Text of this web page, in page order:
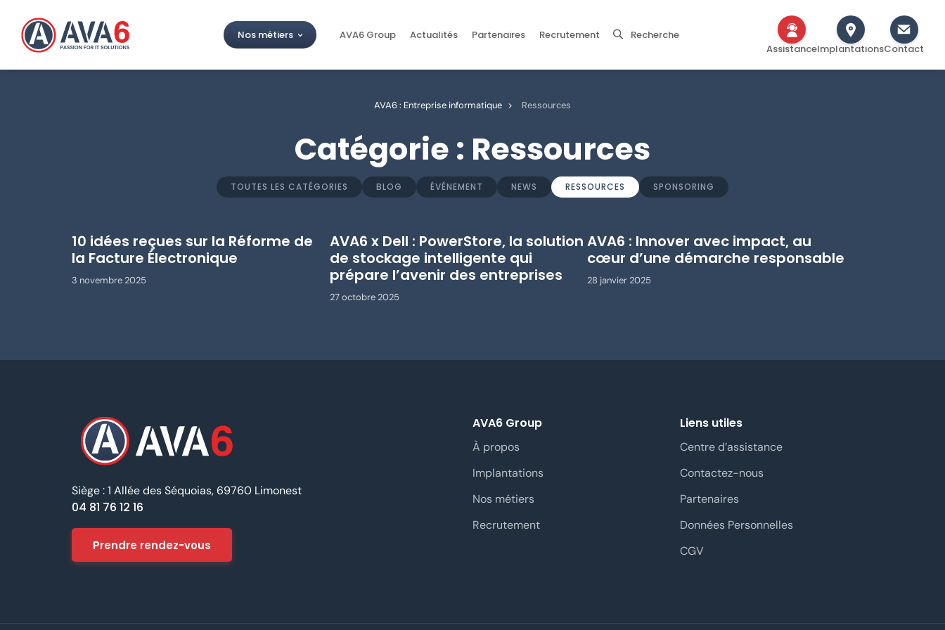
Nos métiers AVA6 Group Actualités Partenaires Recrutement
Recherche
AssistanceImplantationsContact
AVA6 : Entreprise informatique > Ressources
Catégorie : Ressources
TOUTES LES CATÉGORIES BLOG ÉVÉNEMENT NEWS RESSOURCES SPONSORING
10 idées reçues sur la Réforme de
la Facture Électronique
3 novembre 2025
AVA6 x Dell : PowerStore, la solution
de stockage intelligente qui
prépare l’avenir des entreprises
27 octobre 2025
AVA6 : Innover avec impact, au
cœur d’une démarche responsable
28 janvier 2025
Siège : 1 Allée des Séquoias, 69760 Limonest
04 81 76 12 16
Prendre rendez-vous
AVA6 Group
À propos
Implantations
Nos métiers
Recrutement
Liens utiles
Centre d’assistance
Contactez-nous
Partenaires
Données Personnelles
CGV